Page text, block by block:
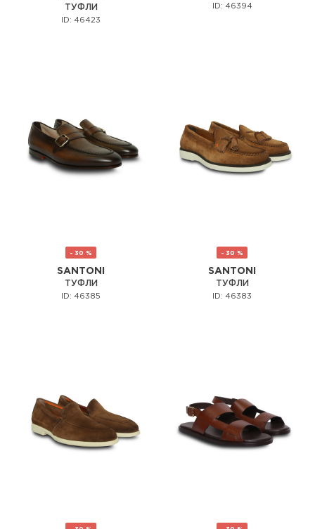
ТУФЛИ
ID: 46423
ID: 46394
- 30 %
SANTONI
ТУФЛИ
ID: 46385
- 30 %
SANTONI
ТУФЛИ
ID: 46383